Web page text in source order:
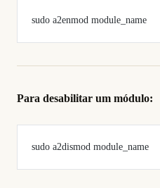
sudo a2enmod module_name
Para desabilitar um módulo:
sudo a2dismod module_name